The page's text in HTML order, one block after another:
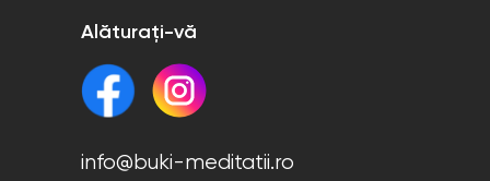
Alăturați-vă
info@buki-meditatii.ro